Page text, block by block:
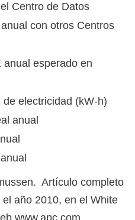
Centro de Datos
con otros Centros
esperado en
electricidad (kW-h)
anual
Artículo completo
año 2010, en el White
www.apc.com.